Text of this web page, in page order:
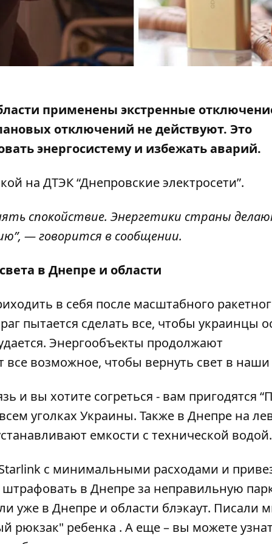
применены экстренные
отключений не действуют. Это
энергосистему и избежать аварий.
на ДТЭК “Днепровские электросети”.
спокойствие. Энергетики страны
— говорится в сообщении.
в Днепре и области
в себя после масштабного
пытается сделать все, чтобы украинцы
Энергообъекты продолжают
все возможное, чтобы вернуть свет в
и вы хотите согреться - вам пригодятся “
уголках Украины. Также в Днепре на
емкости с технической водой.
с минимальными расходами и
штрафовать в Днепре за неправильную
уже в Днепре и области блэкаут. Писали
рюкзак" ребенка . А еще – вы можете